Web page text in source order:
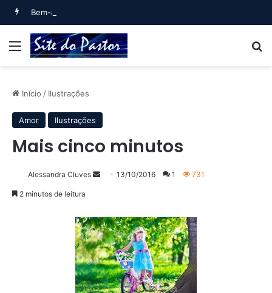
Bem-aventurado o homem que… (Salmo 1)
Menu
Início / Ilustrações
Amor Ilustrações
Mais cinco minutos
Alessandra Cluves
Mande
mail
13/10/2016 1 731
2 minutos de leitura